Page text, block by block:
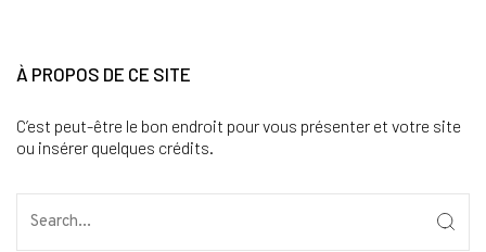
À PROPOS DE CE SITE
C’est peut-être le bon endroit pour vous présenter et votre site
ou insérer quelques crédits.